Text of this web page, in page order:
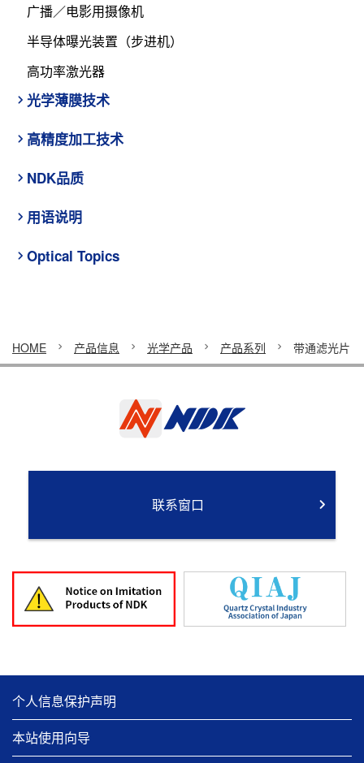
广播／电影用摄像机
半导体曝光装置（步进机）
高功率激光器
光学薄膜技术
高精度加工技术
NDK品质
用语说明
Optical Topics
HOME 产品信息 光学产品 产品系列 带通滤光片
联系窗口
个人信息保护声明
本站使用向导